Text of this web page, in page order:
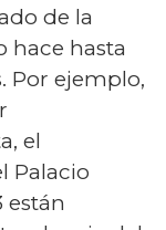
de la
hace hasta
Por ejemplo,
el
Palacio
están